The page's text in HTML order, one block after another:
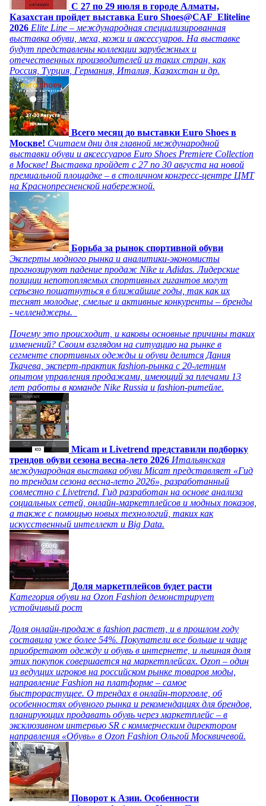
C 27 по 29 июля в городе Алматы,
Казахстан пройдет выставка Euro Shoes@CAF_Eliteline
2026 Elite Line – международная специализированная
выставка обуви, меха, кожи и аксессуаров. На выставке
будут представлены коллекции зарубежных и
отечественных производителей из таких стран, как
Россия, Турция, Германия, Италия, Казахстан и др.
Всего месяц до выставки Euro Shoes в
Москве! Считаем дни для главной международной
выставки обуви и аксессуаров Euro Shoes Premiere Collection
в Москве! Выставка пройдет с 27 по 30 августа на новой
премиальной площадке – в столичном конгресс-центре ЦМТ
на Краснопресненской набережной.
Борьба за рынок спортивной обуви
Эксперты модного рынка и аналитики-экономисты
прогнозируют падение продаж Nike и Adidas. Лидерские
позиции непотопляемых спортивных гигантов могут
серьезно пошатнуться в ближайшие годы, так как их
теснят молодые, смелые и активные конкуренты – бренды
- челленджеры.
Почему это происходит, и каковы основные причины таких
изменений? Своим взглядом на ситуацию на рынке в
сегменте спортивных одежды и обуви делится Дания
Ткачева, эксперт-практик fashion-рынка с 20-летним
опытом управления продажами, имеющий за плечами 13
лет работы в команде Nike Russia и fashion-ритейле.
Micam и Livetrend представили подборку
трендов обуви сезона весна-лето 2026 Итальянская
международная выставка обуви Micam представляет «Гид
по трендам сезона весна-лето 2026», разработанный
совместно с Livetrend. Гид разработан на основе анализа
социальных сетей, онлайн-маркетплейсов и модных показов,
а также с помощью новых технологий, таких как
искусственный интеллект и Big Data.
Доля маркетплейсов будет расти
Категория обуви на Ozon Fashion демонстрирует
устойчивый рост
Доля онлайн-продаж в fashion растет, и в прошлом году
составила уже более 54%. Покупатели все больше и чаще
приобретают одежду и обувь в интернете, и львиная доля
этих покупок совершается на маркетплейсах. Ozon – один
из ведущих игроков на российском рынке товаров моды,
направление Fashion на платформе – самое
быстрорастущее. О трендах в онлайн-торговле, об
особенностях обувного рынка и рекомендациях для брендов,
планирующих продавать обувь через маркетплейс – в
эксклюзивном интервью SR с коммерческим директором
направления «Обувь» в Ozon Fashion Ольгой Москвичевой.
Поворот к Азии. Особенности